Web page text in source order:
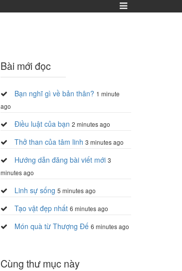
Bài mới đọc
Bạn nghĩ gì về bản thân? 1 minute
ago
Điều luật của bạn 2 minutes ago
Thở than của tâm linh 3 minutes ago
Hướng dẫn đăng bài viết mới 3
minutes ago
Linh sự sống 5 minutes ago
Tạo vật đẹp nhất 6 minutes ago
Món quà từ Thượng Đế 6 minutes ago
Cùng thư mục này